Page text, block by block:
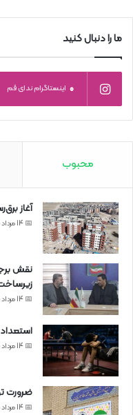
ما را دنبال کنید
0 اینستاگرام ندای قم
محبوب
آغاز
📅 14 مرداد 1405 🕙13:43
نقش
📅 14 مرداد 1405 🕙13:35
📅 14 مرداد 1405 🕙13:02
ضرورت
📅 14 مرداد 1405 🕙00:55